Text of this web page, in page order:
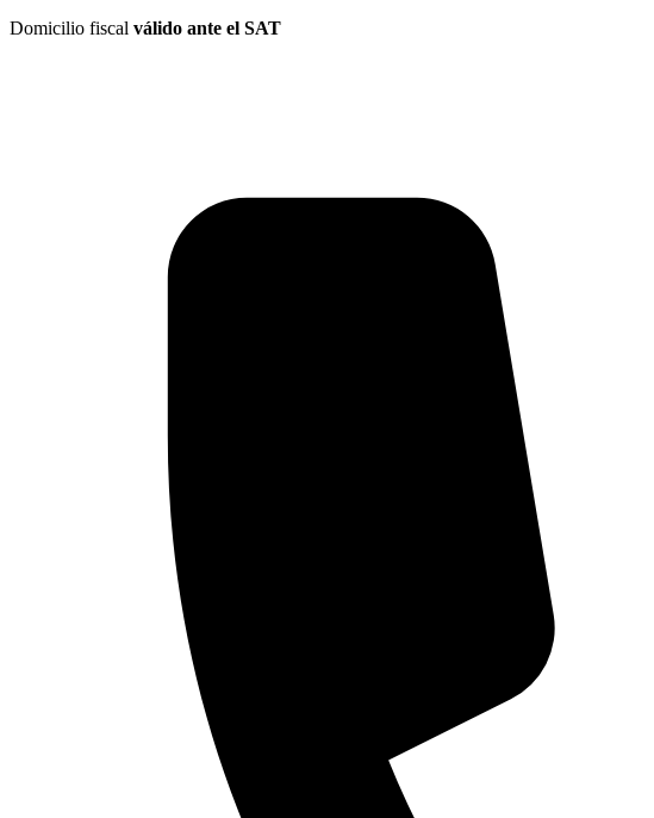
Domicilio fiscal válido ante el SAT